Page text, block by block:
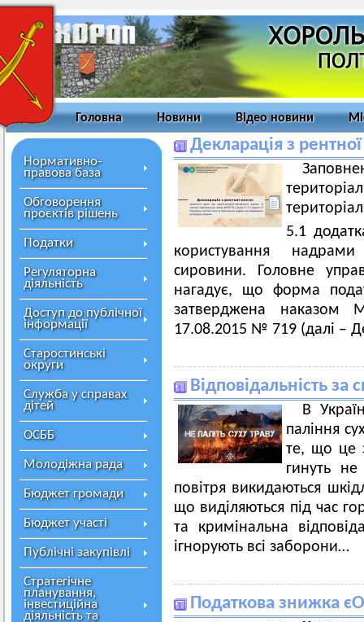
Головна Новини Відео новини
Нормативно-
правова база
Обговорення
проєктів рішень
Податки
Регуляторна
діяльність
Доступ до публічної
інформації
Старостинські
округи
Служба у справах
дітей
ОСББ
Молодіжна рада
Бюджет громади
Бюджет участі
Публічні закупівлі
Стратегічне
планування,
інвестиційна
діяльність та
Декларація з
5.1
користування
сировини. Головне
нагадує, що форма
затверджена наказом
17.08.2015 № 719 (далі –
Відповідальність
В
паління
те, що це
гинуть
повітря викидаються
що виділяються під час
та кримінальна
ігнорують всі заборони…
Податкова знижка